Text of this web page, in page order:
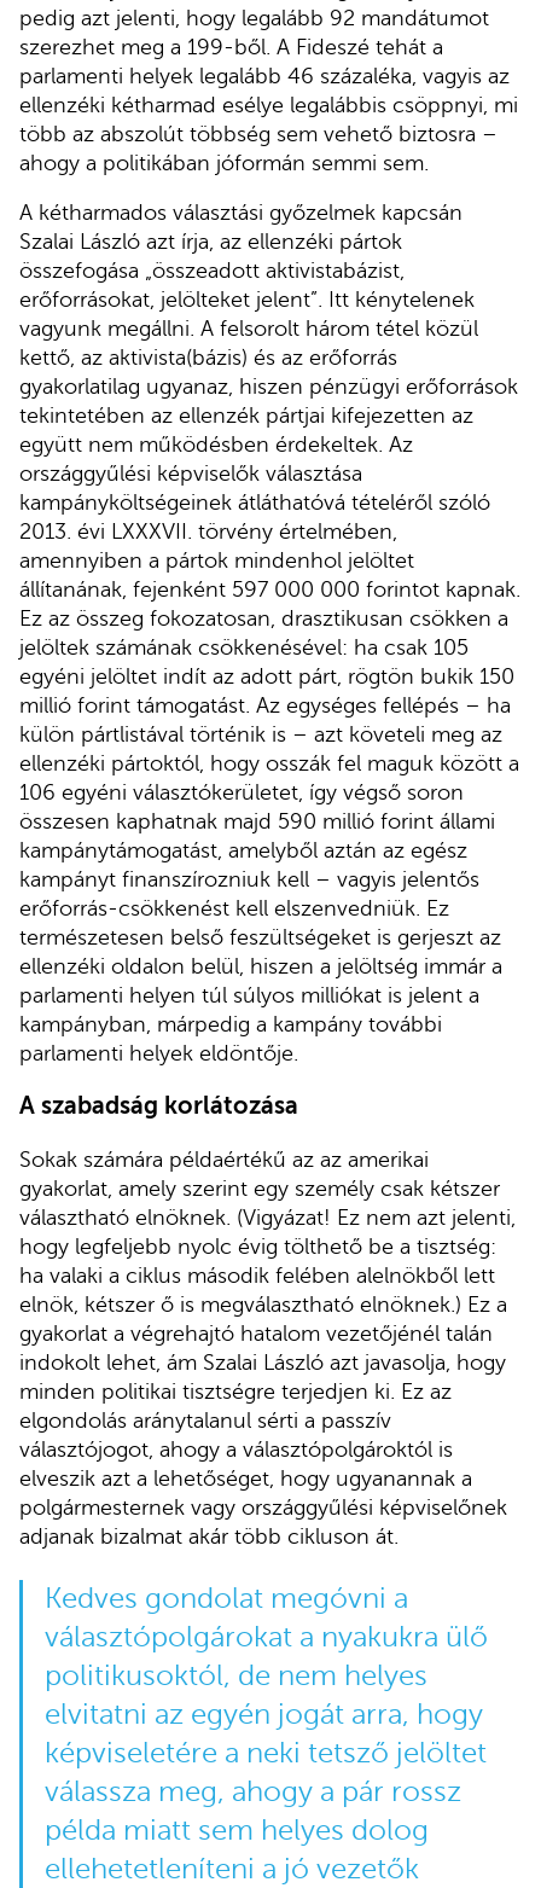
pedig azt jelenti, hogy legalább 92 mandátumot
szerezhet meg a 199-ből. A Fideszé tehát a
parlamenti helyek legalább 46 százaléka, vagyis az
ellenzéki kétharmad esélye legalábbis csöppnyi, mi
több az abszolút többség sem vehető biztosra –
ahogy a politikában jóformán semmi sem.
A kétharmados választási győzelmek kapcsán
Szalai László azt írja, az ellenzéki pártok
összefogása „összeadott aktivistabázist,
erőforrásokat, jelölteket jelent”. Itt kénytelenek
vagyunk megállni. A felsorolt három tétel közül
kettő, az aktivista(bázis) és az erőforrás
gyakorlatilag ugyanaz, hiszen pénzügyi erőforrások
tekintetében az ellenzék pártjai kifejezetten az
együtt nem működésben érdekeltek. Az
országgyűlési képviselők választása
kampányköltségeinek átláthatóvá tételéről szóló
2013. évi LXXXVII. törvény értelmében,
amennyiben a pártok mindenhol jelöltet
állítanának, fejenként 597 000 000 forintot kapnak.
Ez az összeg fokozatosan, drasztikusan csökken a
jelöltek számának csökkenésével: ha csak 105
egyéni jelöltet indít az adott párt, rögtön bukik 150
millió forint támogatást. Az egységes fellépés – ha
külön pártlistával történik is – azt követeli meg az
ellenzéki pártoktól, hogy osszák fel maguk között a
106 egyéni választókerületet, így végső soron
összesen kaphatnak majd 590 millió forint állami
kampánytámogatást, amelyből aztán az egész
kampányt finanszírozniuk kell – vagyis jelentős
erőforrás-csökkenést kell elszenvedniük. Ez
természetesen belső feszültségeket is gerjeszt az
ellenzéki oldalon belül, hiszen a jelöltség immár a
parlamenti helyen túl súlyos milliókat is jelent a
kampányban, márpedig a kampány további
parlamenti helyek eldöntője.
A szabadság korlátozása
Sokak számára példaértékű az az amerikai
gyakorlat, amely szerint egy személy csak kétszer
választható elnöknek. (Vigyázat! Ez nem azt jelenti,
hogy legfeljebb nyolc évig tölthető be a tisztség:
ha valaki a ciklus második felében alelnökből lett
elnök, kétszer ő is megválasztható elnöknek.) Ez a
gyakorlat a végrehajtó hatalom vezetőjénél talán
indokolt lehet, ám Szalai László azt javasolja, hogy
minden politikai tisztségre terjedjen ki. Ez az
elgondolás aránytalanul sérti a passzív
választójogot, ahogy a választópolgároktól is
elveszik azt a lehetőséget, hogy ugyanannak a
polgármesternek vagy országgyűlési képviselőnek
adjanak bizalmat akár több cikluson át.
Kedves gondolat megóvni a
választópolgárokat a nyakukra ülő
politikusoktól, de nem helyes
elvitatni az egyén jogát arra, hogy
képviseletére a neki tetsző jelöltet
válassza meg, ahogy a pár rossz
példa miatt sem helyes dolog
ellehetetleníteni a jó vezetők